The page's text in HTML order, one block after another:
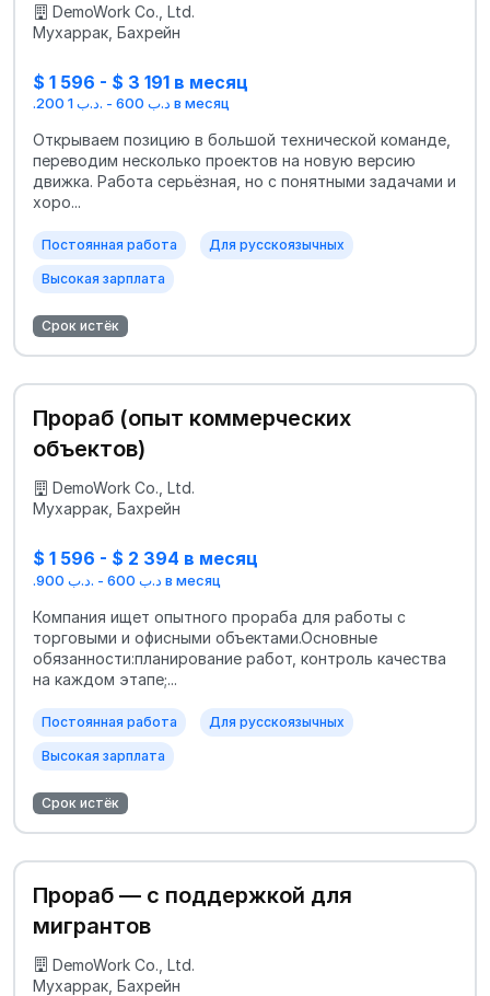
DemoWork Co., Ltd.
Мухаррак, Бахрейн
$ 1 596 - $ 3 191 в месяц
.د.ب 600 - .د.ب 1 200 в месяц
Открываем позицию в большой технической команде,
переводим несколько проектов на новую версию
движка. Работа серьёзная, но с понятными задачами и
хоро...
Постоянная работа Для русскоязычных
Высокая зарплата
Срок истёк
Прораб (опыт коммерческих
объектов)
DemoWork Co., Ltd.
Мухаррак, Бахрейн
$ 1 596 - $ 2 394 в месяц
.د.ب 600 - .د.ب 900 в месяц
Компания ищет опытного прораба для работы с
торговыми и офисными объектами.Основные
обязанности:планирование работ, контроль качества
на каждом этапе;...
Постоянная работа Для русскоязычных
Высокая зарплата
Срок истёк
Прораб — с поддержкой для
мигрантов
DemoWork Co., Ltd.
Мухаррак, Бахрейн